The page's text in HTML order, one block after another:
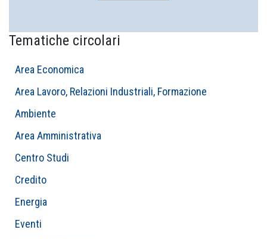
Tematiche circolari
Area Economica
Area Lavoro, Relazioni Industriali, Formazione
Ambiente
Area Amministrativa
Centro Studi
Credito
Energia
Eventi